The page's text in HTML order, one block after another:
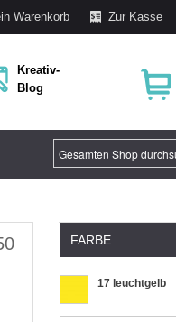
Warenkorb Zur Kasse
Kreativ-
Blog
FARBE
17 leuchtgelb